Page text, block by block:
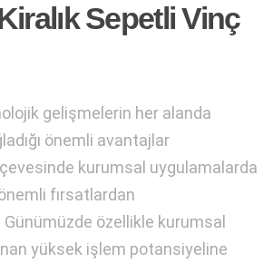
Sepetli Vinç
gelişmelerin her alanda
önemli avantajlar
kurumsal uygulamalarda
fırsatlardan
Günümüzde özellikle kurumsal
yüksek işlem potansiyeline